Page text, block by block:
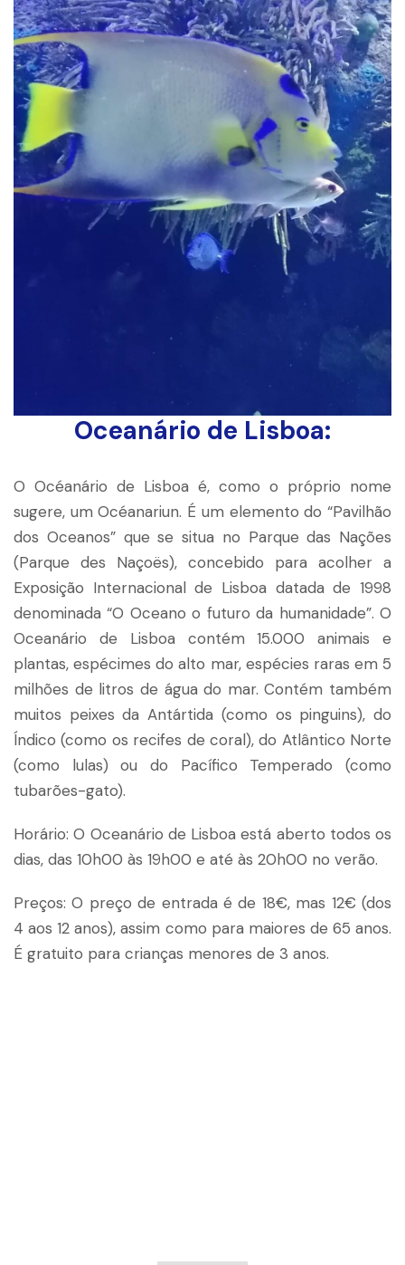
Oceanário de Lisboa:
O Océanário de Lisboa é, como o próprio nome
sugere, um Océanariun. É um elemento do “Pavilhão
dos Oceanos” que se situa no Parque das Nações
(Parque des Naçoës), concebido para acolher a
Exposição Internacional de Lisboa datada de 1998
denominada “O Oceano o futuro da humanidade”. O
Oceanário de Lisboa contém 15.000 animais e
plantas, espécimes do alto mar, espécies raras em 5
milhões de litros de água do mar. Contém também
muitos peixes da Antártida (como os pinguins), do
Índico (como os recifes de coral), do Atlântico Norte
(como lulas) ou do Pacífico Temperado (como
tubarões-gato).
Horário: O Oceanário de Lisboa está aberto todos os
dias, das 10h00 às 19h00 e até às 20h00 no verão.
Preços: O preço de entrada é de 18€, mas 12€ (dos
4 aos 12 anos), assim como para maiores de 65 anos.
É gratuito para crianças menores de 3 anos.